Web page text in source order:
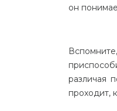
он
различая
проходит,